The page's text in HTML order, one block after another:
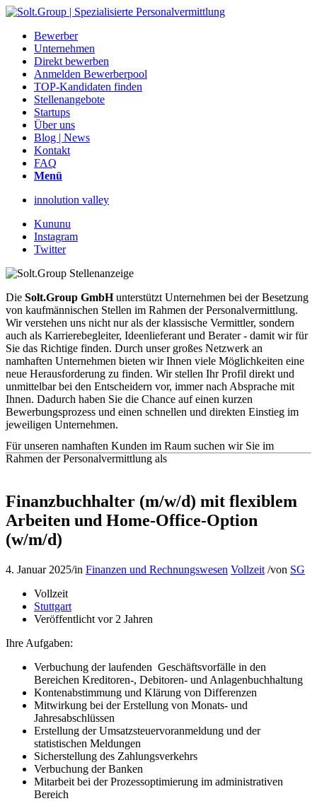
Bewerber
Unternehmen
Direkt bewerben
Anmelden Bewerberpool
TOP-Kandidaten finden
Stellenangebote
Startups
Über uns
Blog | News
Kontakt
FAQ
Menü
innolution valley
Kununu
Instagram
Twitter
Die Solt.Group GmbHunterstützt Unternehmen bei der Besetzung
von kaufmännischen Stellen im Rahmen der Personalvermittlung.
Wir verstehen uns nicht nur als der klassische Vermittler, sondern
auch als Karrierebegleiter, Ideenlieferant und Berater - damit wir für
Sie das Richtige finden. Durch unser großes Netzwerk an
namhaften Unternehmen bieten wir Ihnen viele Möglichkeiten eine
neue Herausforderung zu finden. Wir stellen Ihr Profil direkt und
unmittelbar bei den Entscheidern vor, immer nach Absprache mit
Ihnen. Dadurch haben Sie die Chance auf einen kurzen
Bewerbungsprozess und einen schnellen und direkten Einstieg im
jeweiligen Unternehmen.
Für unseren namhaften Kunden im Raum suchen wir Sie im
Rahmen der Personalvermittlung als
Finanzbuchhalter (m/w/d) mit flexiblem
Arbeiten und Home-Office-Option
(w/m/d)
4. Januar 2025/in Finanzen und Rechnungswesen Vollzeit /von SG
Vollzeit
Stuttgart
Veröffentlicht vor 2 Jahren
Ihre Aufgaben:
Verbuchung der laufenden Geschäftsvorfälle in den
Bereichen Kreditoren-, Debitoren- und Anlagenbuchhaltung
Kontenabstimmung und Klärung von Differenzen
Mitwirkung bei der Erstellung von Monats- und
Jahresabschlüssen
Erstellung der Umsatzsteuervoranmeldung und der
statistischen Meldungen
Sicherstellung des Zahlungsverkehrs
Verbuchung der Banken
Mitarbeit bei der Prozessoptimierung im administrativen
Bereich